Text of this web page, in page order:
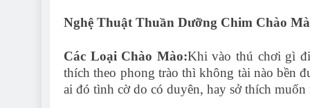
Nghệ Thuật Thuần Dưỡng Chim Chào
Các Loại Chào Mào:Khi vào thú chơi gì đi
thích theo phong trào thì không tài nào bền
ai đó tình cờ do có duyên, hay sở thích